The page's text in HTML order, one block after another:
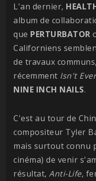
L'an dernier,
album de
que PERTURBATOR
Californiens
de travaux
récemment Isn't
NINE INCH NAILS.
C'est au tour de
compositeur Tyler
mais surtout connu
cinéma) de venir
résultat, Anti-Life,